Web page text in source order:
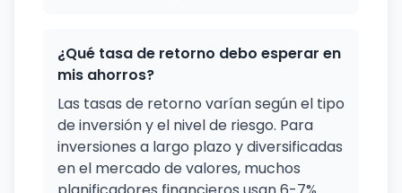
¿Qué tasa de retorno debo esperar en
mis ahorros?
Las tasas de retorno varían según el tipo
de inversión y el nivel de riesgo. Para
inversiones a largo plazo y diversificadas
en el mercado de valores, muchos